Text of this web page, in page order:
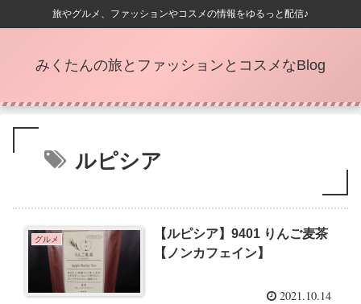
旅やグルメ、ファッションやコスメの情報をゆるっと配信♪
みくたんの旅とファッションとコスメなBlog
ルピシア
グルメ
【ルピシア】9401 りんご麦茶
【ノンカフェイン】
2021.10.14